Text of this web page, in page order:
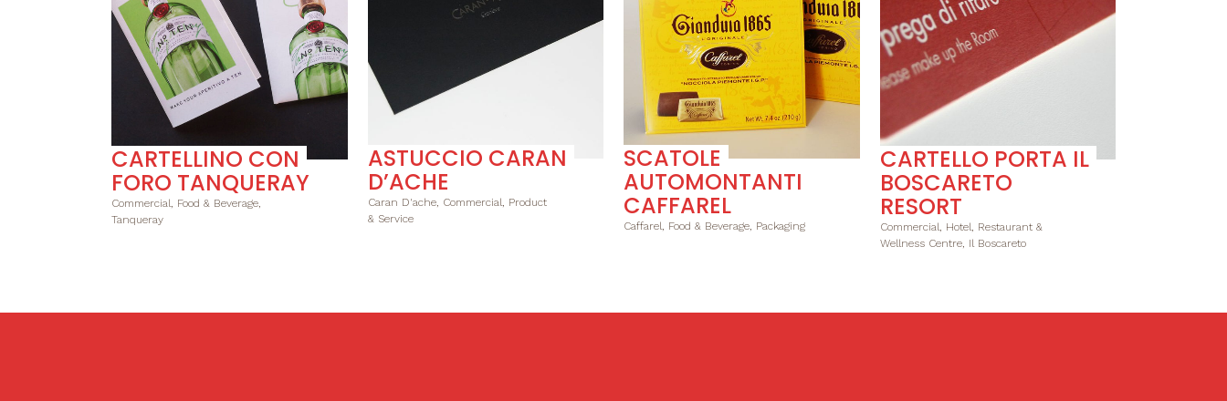
CARTELLINO CON
FORO TANQUERAY
Commercial, Food & Beverage,
Tanqueray
ASTUCCIO CARAN
D’ACHE
Caran D'ache, Commercial, Product
& Service
SCATOLE
AUTOMONTANTI
CAFFAREL
Caffarel, Food & Beverage, Packaging
CARTELLO PORTA IL
BOSCARETO
RESORT
Commercial, Hotel, Restaurant &
Wellness Centre, Il Boscareto